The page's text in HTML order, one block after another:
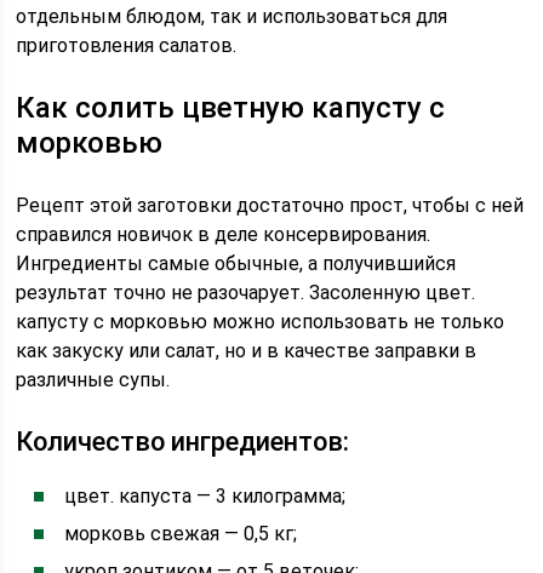
отдельным блюдом, так и использоваться для
приготовления салатов.
Как солить цветную капусту с
морковью
Рецепт этой заготовки достаточно прост, чтобы с ней
справился новичок в деле консервирования.
Ингредиенты самые обычные, а получившийся
результат точно не разочарует. Засоленную цвет.
капусту с морковью можно использовать не только
как закуску или салат, но и в качестве заправки в
различные супы.
Количество ингредиентов:
цвет. капуста — 3 килограмма;
морковь свежая — 0,5 кг;